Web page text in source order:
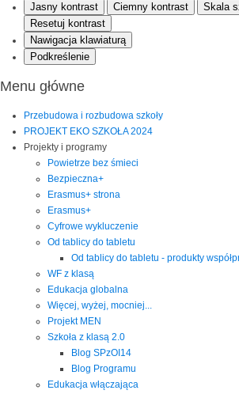
Jasny kontrast
Ciemny kontrast
Skala
Resetuj kontrast
Nawigacja klawiaturą
Podkreślenie
Menu główne
Przebudowa i rozbudowa szkoły
PROJEKT EKO SZKOŁA 2024
Projekty i programy
Powietrze bez śmieci
Bezpieczna+
Erasmus+ strona
Erasmus+
Cyfrowe wykluczenie
Od tablicy do tabletu
Od tablicy do tabletu - produkty
WF z klasą
Edukacja globalna
Więcej, wyżej, mocniej...
Projekt MEN
Szkoła z klasą 2.0
Blog SPzOI14
Blog Programu
Edukacja włączająca